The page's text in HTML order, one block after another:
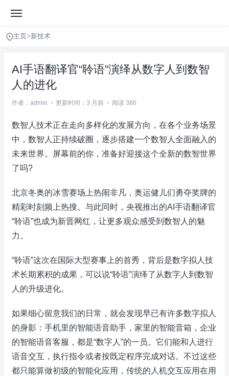
主页>新技术
AI手语翻译官“聆语”演绎从数字人到数智
人的进化
作者：admin • 更新时间：3 月前 • 阅读 386
数智人技术正在走向多样化的发展方向，在各个业务场景
中，数智人正持续破圈，逐步搭建一个数智人全面融入的
未来世界。屏幕前的你，准备好迎接这个全新的数智世界
了吗?
北京冬奥的冰雪赛场上热闹非凡，奥运健儿们勇夺奖牌的
精彩时刻频上热搜。与此同时，央视推出的AI手语翻译官
“聆语”也成为新晋网红，让更多观众感受到数智人的魅
力。
“聆语”这次在国际大型赛事上的首秀，背后是数字拟人技
术长期累积的成果，可以说“聆语”演绎了从数字人到数智
人的升级进化。
如果细心留意我们的日常，就会发现早已有许多数字拟人
的身影：手机里的智能语音助手，家里的智能音箱，企业
的智能语音客服，都是“数字人”的一员。它们能和人进行
语音交互，执行指令或者按既定程序完成对话。不过这些
都只能算做初级的智能化应用，传统的人机交互应用在用